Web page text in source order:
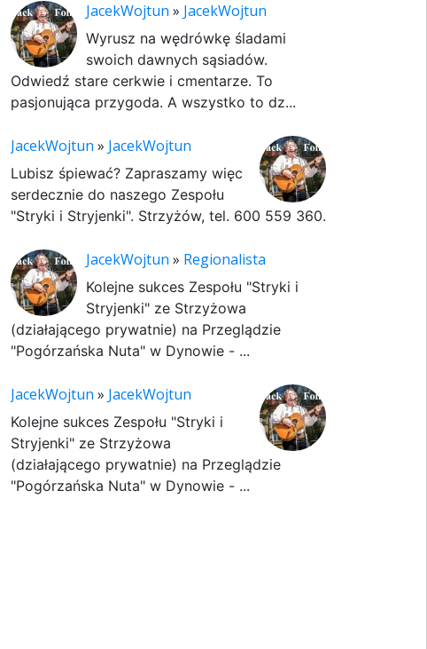
JacekWojtun » JacekWojtun
Wyrusz na wędrówkę śladami
swoich dawnych sąsiadów.
Odwiedź stare cerkwie i cmentarze. To
pasjonująca przygoda. A wszystko to dz...
JacekWojtun » JacekWojtun
Lubisz śpiewać? Zapraszamy więc
serdecznie do naszego Zespołu
"Stryki i Stryjenki". Strzyżów, tel. 600 559 360.
JacekWojtun » Regionalista
Kolejne sukces Zespołu "Stryki i
Stryjenki" ze Strzyżowa
(działającego prywatnie) na Przeglądzie
"Pogórzańska Nuta" w Dynowie - ...
JacekWojtun » JacekWojtun
Kolejne sukces Zespołu "Stryki i
Stryjenki" ze Strzyżowa
(działającego prywatnie) na Przeglądzie
"Pogórzańska Nuta" w Dynowie - ...